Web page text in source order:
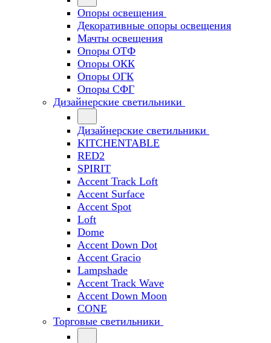
Опоры освещения
Декоративные опоры освещения
Мачты освещения
Опоры ОТФ
Опоры ОКК
Опоры ОГК
Опоры СФГ
Дизайнерские светильники
Дизайнерские светильники
KITCHENTABLE
RED2
SPIRIT
Accent Track Loft
Accent Surface
Accent Spot
Loft
Dome
Accent Down Dot
Accent Gracio
Lampshade
Accent Track Wave
Accent Down Moon
CONE
Торговые светильники